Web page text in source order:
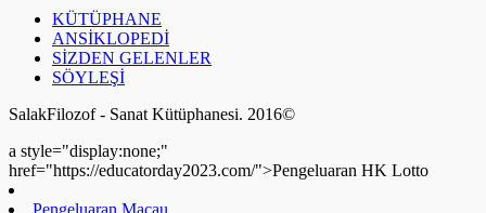
href="https://educatorday2023.com/">Pengeluaran HK Lotto
Pengeluaran Macau
Pengeluaran China
Live SDY
Data HK Lotto
NenekToto